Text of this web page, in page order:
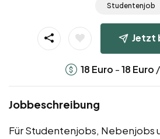
Studentenjob
Jetzt
18 Euro -18 Euro
Jobbeschreibung
Für Studentenjobs, Nebenjobs